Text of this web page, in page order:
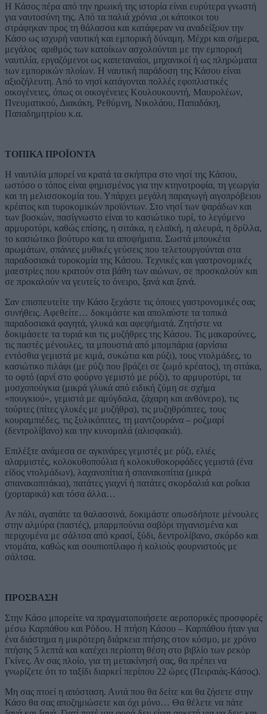
Η Κάσος πέρα από την ηρωική της ιστορία είναι ευρύτερα γνωστή
για ναυτοσύνη της. Από τα παλιά χρόνια ,οι κάτοικοι του
στράφηκαν προς τη θάλασσα και κατάφεραν να αναδείξουν την
Κάσο ως ισχυρή ναυτική και εμπορική δύναμη. Μέχρι και σήμερα,
μεγάλος αριθμός των κατοίκων ασχολούνται με την εμπορική
ναυτιλία, εργαζόμενοι ως καπεταναίοι, μηχανικοί ή ως πληρώματα
των εμπορικών πλοίων. Η ναυτική παράδοση της Κάσου είναι
αξιοζήλευτη. Από το νησί κατάγονται πολλές εφοπλιστικές
οικογένειες, όπως οι οικογένειες Κουλουκουντή, Μαυρολέων,
Πνευματικού, Διακάκη, Ρεθύμνη, Νικολάου, Παπαδάκη,
Παπαδημητρίου κ.α.
ΤΟΠΙΚΑ ΠΡΟΪΟΝΤΑ
Η ναυτιλία μπορεί να κρατά τα σκήπτρα στο νησί της Κάσου,
ωστόσο ο τόπος είναι φημισμένος για την κτηνοτροφία, τη γεωργία
και τη μελισσοκομία του. Υπάρχει μεγάλη παραγωγή αιγοπρόβειου
κρέατος και τυροκομικών προϊόντων. Στο νησί των ψαράδων και
των βοσκών, πασίγνωστο είναι το κασιώτικο τυρί, το λεγόμενο
αρμυροτύρι, καθώς επίσης, η σιτάκα, η ελαϊκή, η αλευρά, η δρίλλα,
το κασιώτικο βούτυρο και τα αποψήματα. Σωστά μπουκέτα
αρωμάτων, σπάνιες μυθικές γεύσεις που τελετουργούνται στα
παραδοσιακά τυροκομία της Κάσου. Τεχνικές και γαστρονομικές
μαεστρίες που κρατούν στα βάθη των αιώνων, σε προσκαλούν και
σε προκαλούν να γευτείς το όνειρο, ξανά και ξανά.
Σαν επισπευτείτε την Κάσο ξεχάστε τις όποιες γαστρονομικές σας
συνήθεις. Αφεθείτε… δοκιμάστε και απολαύστε τα τοπικά
παραδοσιακά φαγητά, γλυκά και αφεψήματά. Ζητήστε να
δοκιμάσετε τα τυριά και τις μυζήθρες της Κάσου. Τις μακαρούνες,
τις παστές μένουλες, τα μπουστιά από μπομπάρια (αρνίσια
εντόσθια γεμιστά με κιμά, συκώτια και ρύζι), τους ντολμάδες, το
κασιώτικο πιλάφι (με ρύζι που βράζει σε ζωμό κρέατος), τη σιτάκα,
το οφτό (αρνί στο φούρνο γεμιστό με ρύζι), το αρμυροτύρι, τα
μοσχοπούγκια (μικρά γλυκά από ειδική ζύμη σε σχήμα
«πουγκιού», γεμιστά με αμύγδαλα, ζάχαρη και ανθόνερο), τις
τούρτες (πίτες γλυκές με μυζήθρα), τις μυζηθρόπιτες, τους
κουραμπιέδες, τις ξυλικόπιτες, τη μαντζουράνα – ροζμαρί
(δεντρολίβανο) και την κυνομαλά (αλισφακιά).
Επιλέξτε ανάμεσα σε αγκινάρες γεμιστές με ρύζι, ελιές
αλαρμιστές, κολοκυθοπούλια ή κολοκυθοκορφάδες γεμιστά (ένα
είδος ντολμάδων), λαχανοπίτια ή σπανακοπίτια (μικρά
σπανακοπιτάκια), πατάτες γιαχνί ή πατάτες σκορδαλιά και ροΐκια
(χορταρικά) και τόσα άλλα…
Αν πάλι, αγαπάτε τα θαλασσινά, δοκιμάστε οπωσδήποτε μένουλες
στην αλμύρα (παστές), μπαρμπούνια σαβόρι τηγανισμένα και
περιχυμένα με σάλτσα από κρασί, ξύδι, δεντρολίβανο, σκόρδο και
ντομάτα, καθώς και σουπιοπίλαφο ή κολιούς φουρνιστούς με
σάλτσα.
ΠΡΟΣΒΑΣΗ
Στην Κάσο μπορείτε να πραγματοποιήσετε αεροπορικές προσφορές
μέσω Καρπάθου και Ρόδου. Η πτήση Κάσου – Καρπάθου ήταν για
ένα διάστημα η μικρότερη διάρκεια πτήσης στον κόσμο, με χρόνο
πτήσης 5 λεπτά και κατέχει περίοπτη θέση στο βιβλίο των ρεκόρ
Γκίνες. Αν σας πλοίο, για τη μετακίνησή σας, θα πρέπει να
γνωρίζετε ότι το ταξίδι διαρκεί περίπου 22 ώρες (Πειραιάς-Κάσος).
Μη σας πτοεί η απόσταση. Αυτά που θα δείτε και θα ζήσετε στην
Κάσο θα σας αποζημιώσετε και όχι μόνο… Θα θέλετε να πάτε